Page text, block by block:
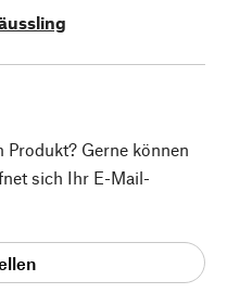
Produkt? Gerne können
sich Ihr E-Mail-